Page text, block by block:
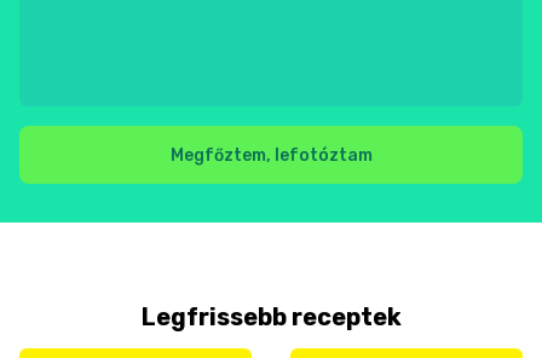
Megfőztem, lefotóztam
Legfrissebb receptek